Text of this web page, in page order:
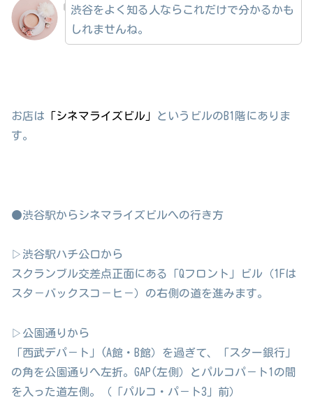
渋谷をよく知る人ならこれだけで分かるかも
しれませんね。
お店は 「シネマライズビル」
というビルのB1階にありま
す。
●渋谷駅からシネマライズビルへの行き方
▷渋谷駅ハチ公口から
スクランブル交差点正面にある「Qフロント」ビル（1Fは
スタ－バックスコ－ヒ－）の右側の道を進みます。
▷公園通りから
「西武デパ－ト」(A館・B館）を過ぎて、「スター銀行」
の角を公園通りへ左折。GAP(左側）とパルコパ－ト1の間
を入った道左側。（「パルコ・パ－ト3」前）